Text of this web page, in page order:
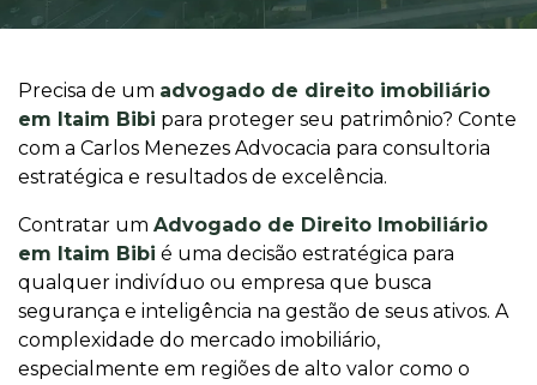
Precisa de um advogado de direito imobiliário
em Itaim Bibi para proteger seu patrimônio? Conte
com a Carlos Menezes Advocacia para consultoria
estratégica e resultados de excelência.
Contratar um Advogado de Direito Imobiliário
em Itaim Bibi é uma decisão estratégica para
qualquer indivíduo ou empresa que busca
segurança e inteligência na gestão de seus ativos. A
complexidade do mercado imobiliário,
especialmente em regiões de alto valor como o